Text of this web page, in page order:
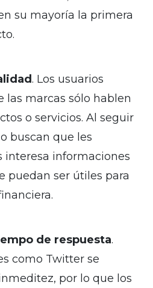
su mayoría la primera
. Los usuarios
las marcas sólo hablen
o servicios. Al seguir
buscan que les
interesa informaciones
puedan ser útiles para
de respuesta.
como Twitter se
por lo que los